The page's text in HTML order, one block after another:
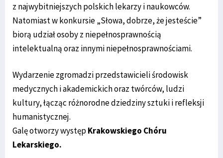
z najwybitniejszych polskich lekarzy i naukowców.
Natomiast w konkursie „Słowa, dobrze, że jesteście”
biorą udział osoby z niepełnosprawnością
intelektualną oraz innymi niepełnosprawnościami.
Wydarzenie zgromadzi przedstawicieli środowisk
medycznych i akademickich oraz twórców, ludzi
kultury, łącząc różnorodne dziedziny sztuki i refleksji
humanistycznej.
Galę otworzy występKrakowskiego Chóru
Lekarskiego.